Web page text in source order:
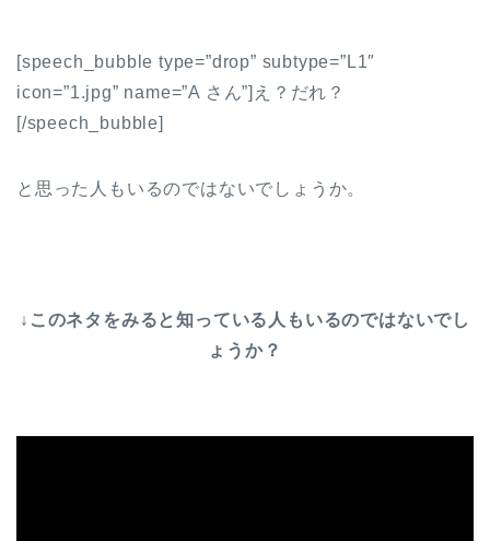
[speech_bubble type=”drop” subtype=”L1″
icon=”1.jpg” name=”A さん”]え？だれ？
[/speech_bubble]
と思った人もいるのではないでしょうか。
↓このネタをみると知っている人もいるのではないでし
ょうか？